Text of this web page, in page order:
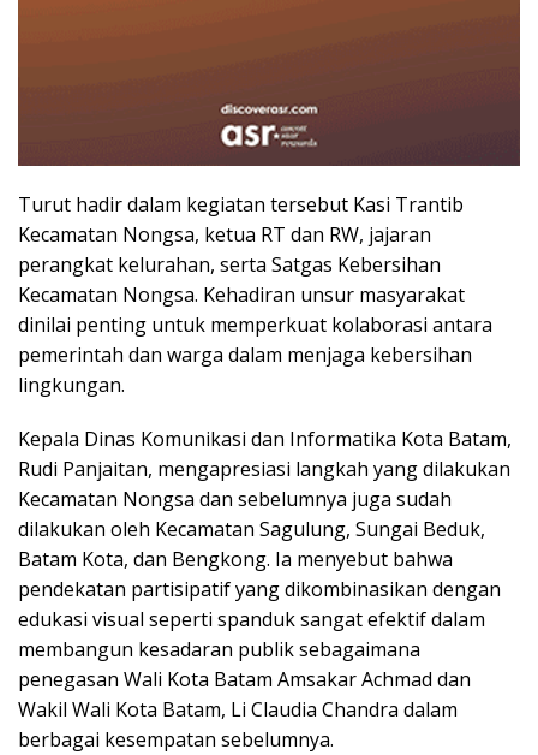
Turut hadir dalam kegiatan tersebut Kasi Trantib
Kecamatan Nongsa, ketua RT dan RW, jajaran
perangkat kelurahan, serta Satgas Kebersihan
Kecamatan Nongsa. Kehadiran unsur masyarakat
dinilai penting untuk memperkuat kolaborasi antara
pemerintah dan warga dalam menjaga kebersihan
lingkungan.
Kepala Dinas Komunikasi dan Informatika Kota Batam,
Rudi Panjaitan, mengapresiasi langkah yang dilakukan
Kecamatan Nongsa dan sebelumnya juga sudah
dilakukan oleh Kecamatan Sagulung, Sungai Beduk,
Batam Kota, dan Bengkong. Ia menyebut bahwa
pendekatan partisipatif yang dikombinasikan dengan
edukasi visual seperti spanduk sangat efektif dalam
membangun kesadaran publik sebagaimana
penegasan Wali Kota Batam Amsakar Achmad dan
Wakil Wali Kota Batam, Li Claudia Chandra dalam
berbagai kesempatan sebelumnya.